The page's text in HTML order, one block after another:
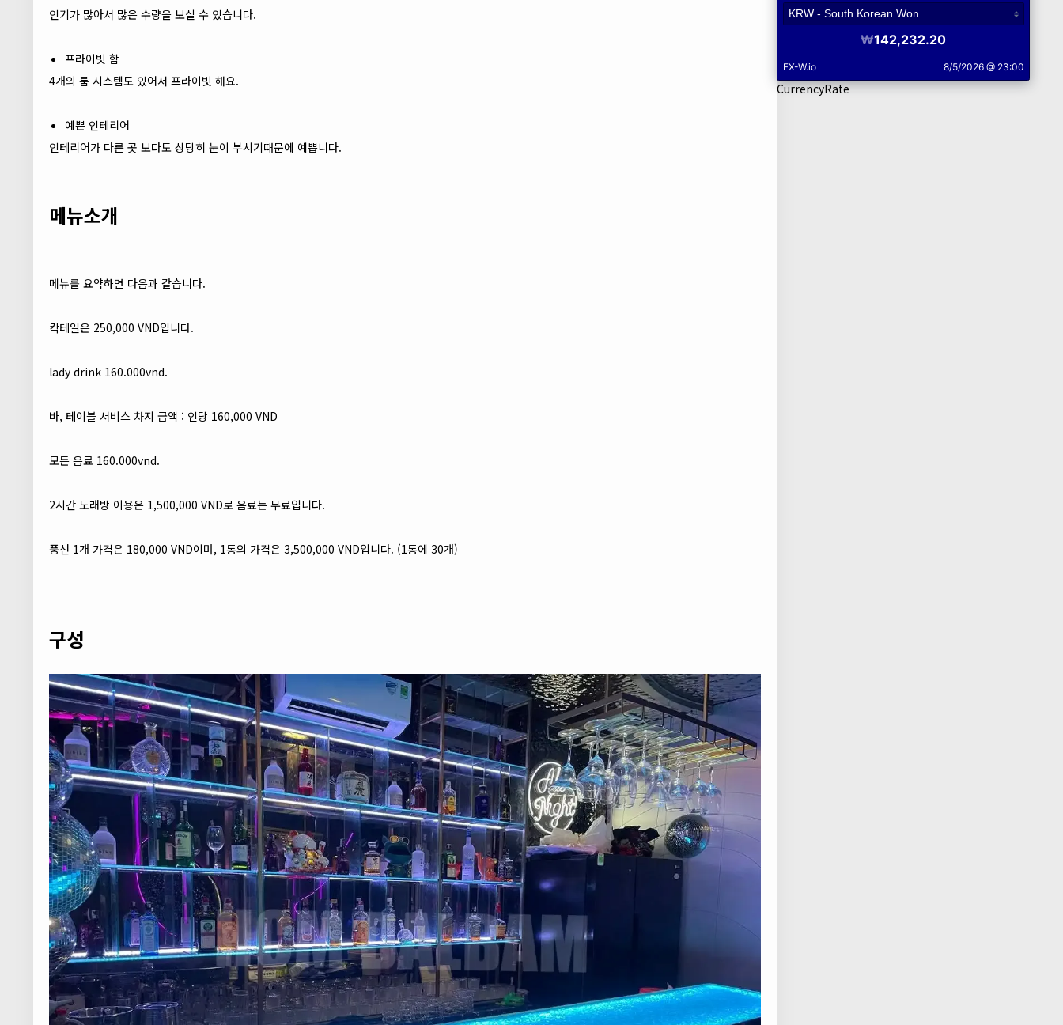
인기가 많아서 많은 수량을 보실 수 있습니다.
프라이빗 함
4개의 룸 시스템도 있어서 프라이빗 해요.
예쁜 인테리어
인테리어가 다른 곳 보다도 상당히 눈이 부시기때문에 예쁩니다.
메뉴소개
메뉴를 요약하면 다음과 같습니다.
칵테일은 250,000 VND입니다.
lady drink 160.000vnd.
바, 테이블 서비스 차지 금액 : 인당 160,000 VND
모든 음료 160.000vnd.
2시간 노래방 이용은 1,500,000 VND로 음료는 무료입니다.
풍선 1개 가격은 180,000 VND이며, 1통의 가격은 3,500,000 VND입니다. (1통에 30개)
구성
CurrencyRate